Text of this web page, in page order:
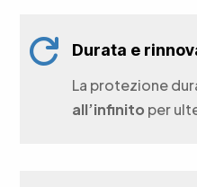

Durata e
La protezione
all’infinito per